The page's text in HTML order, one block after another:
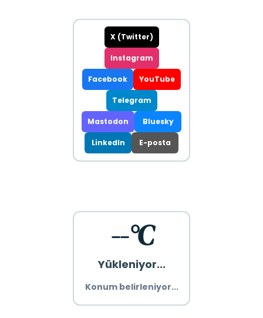
X (Twitter)
Instagram
Facebook YouTube
Telegram
Mastodon Bluesky
LinkedIn E-posta
--°C
Yükleniyor...
Konum belirleniyor...